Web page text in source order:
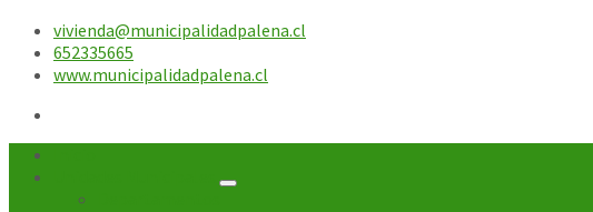
vivienda@municipalidadpalena.cl
652335665
www.municipalidadpalena.cl